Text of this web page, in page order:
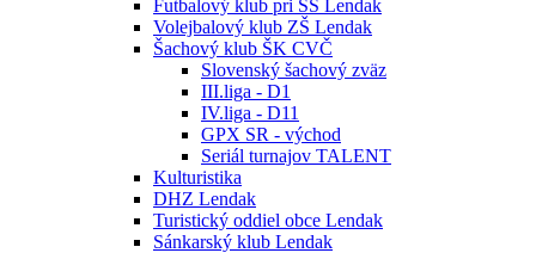
Futbalový klub pri SŠ Lendak
Volejbalový klub ZŠ Lendak
Šachový klub ŠK CVČ
Slovenský šachový zväz
III.liga - D1
IV.liga - D11
GPX SR - východ
Seriál turnajov TALENT
Kulturistika
DHZ Lendak
Turistický oddiel obce Lendak
Sánkarský klub Lendak